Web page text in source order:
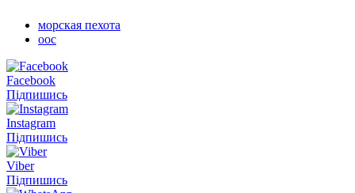
морская пехота
оос
Facebook
Підпишись
Instagram
Підпишись
Viber
Підпишись